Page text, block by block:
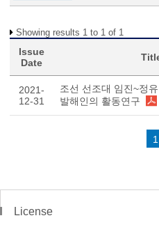
Showing results 1 to 1 of 1
Issue
Date
2021-
12-31
조선 선조대 임진~정
발해인의 활동연구
1
License